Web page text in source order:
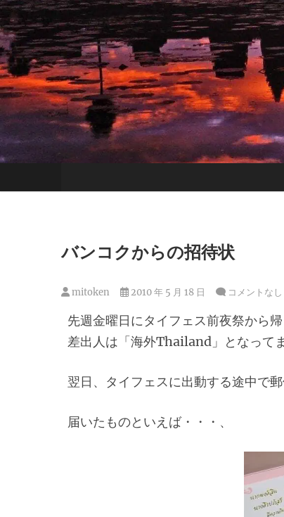
バンコクからの招待状
mitoken 2010 年 5 月 18 日 コメントなし
先週金曜日にタイフェス前夜祭から
差出人は「海外Thailand」となってま
翌日、タイフェスに出動する途中で
届いたものといえば・・・、